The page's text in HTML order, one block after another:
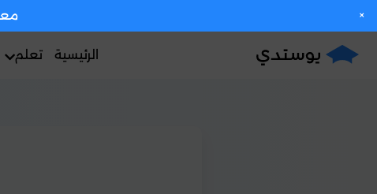
×
الرئيسية تعلم